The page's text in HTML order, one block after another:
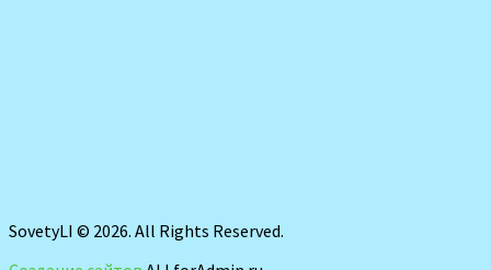
SovetyLI © 2026. All Rights Reserved.